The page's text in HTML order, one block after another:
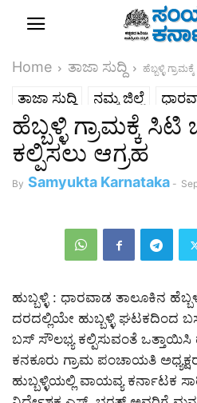
Home ತಾಜಾ ಸುದ್ದಿ ಹೆಬ್ಬಳ್ಳಿ
ತಾಜಾ ಸುದ್ದಿ ನಮ್ಮ ಜಿಲ್ಲೆ
ಹೆಬ್ಬಳ್ಳಿ ಗ್ರಾಮಕ್ಕೆ
ಕಲ್ಪಿಸಲು ಆಗ್ರಹ
By Samyukta Karnataka -
ಹುಬ್ಬಳ್ಳಿ : ಧಾರವಾಡ ತಾಲೂಕಿನ
ದರದಲ್ಲಿಯೇ ಹುಬ್ಬಳ್ಳಿ ಘಟಕದಿಂದ
ಬಸ್ ಸೌಲಭ್ಯ ಕಲ್ಪಿಸುವಂತೆ ಒತ್ತಾಯಿಸಿ
ಕನಕೂರು ಗ್ರಾಮ ಪಂಚಾಯತಿ
ಹುಬ್ಬಳ್ಳಿಯಲ್ಲಿ ವಾಯವ್ಯ ಕರ್ನಾಟಕ